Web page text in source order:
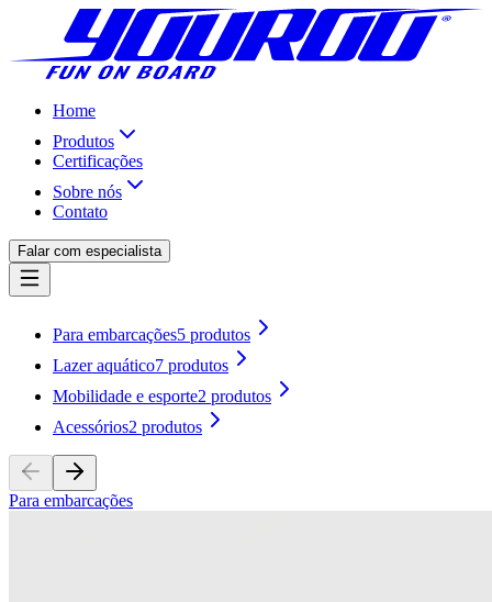
Home
Produtos
Certificações
Sobre nós
Contato
Falar com especialista
Para embarcações5 produtos
Lazer aquático7 produtos
Mobilidade e esporte2 produtos
Acessórios2 produtos
Para embarcações